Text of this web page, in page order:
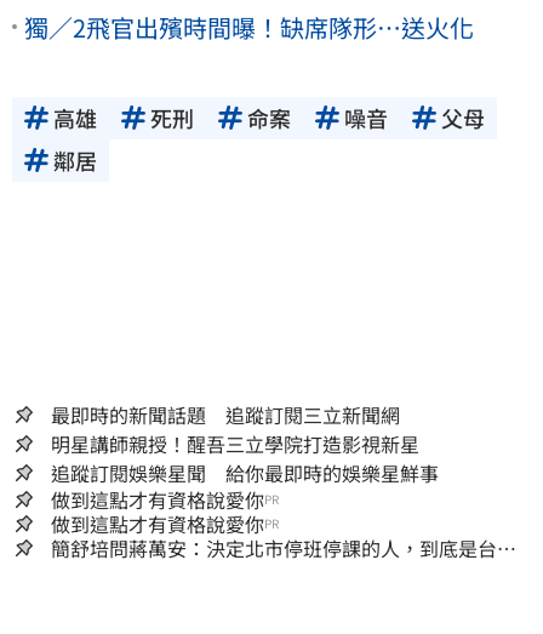
獨／2飛官出殯時間曝！缺席隊形…送火化
高雄 死刑 命案 噪音
父母
鄰居
最即時的新聞話題 追蹤訂閱三立新聞網
明星講師親授！醒吾三立學院打造影視新星
追蹤訂閱娛樂星聞 給你最即時的娛樂星鮮事
做到這點才有資格說愛你PR
做到這點才有資格說愛你PR
簡舒培問蔣萬安：決定北市停班停課的人，到底是台北